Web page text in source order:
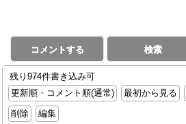
コメントする 検索
残り974件書き込み可
更新順・コメント順(通常)
最初から見る
削除
編集